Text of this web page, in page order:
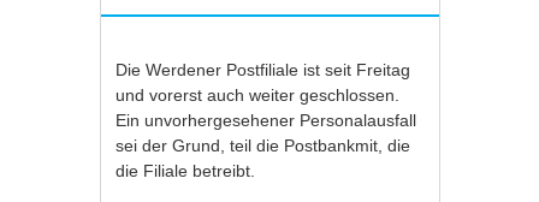
Die Werdener Postfiliale ist seit Freitag
und vorerst auch weiter geschlossen.
Ein unvorhergesehener Personalausfall
sei der Grund, teil die Postbankmit, die
die Filiale betreibt.